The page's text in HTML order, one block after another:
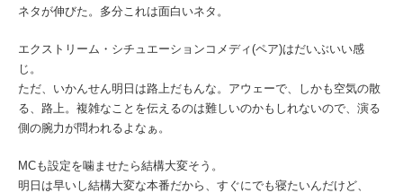
ネタが伸びた。多分これは面白いネタ。
エクストリーム・シチュエーションコメディ(ペア)はだいぶいい感
じ。
ただ、いかんせん明日は路上だもんな。アウェーで、しかも空気の散
る、路上。複雑なことを伝えるのは難しいのかもしれないので、演る
側の腕力が問われるよなぁ。
MCも設定を噛ませたら結構大変そう。
明日は早いし結構大変な本番だから、すぐにでも寝たいんだけど、